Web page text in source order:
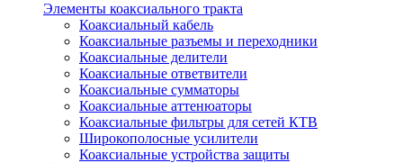
Элементы коаксиального тракта
Коаксиальный кабель
Коаксиальные разъемы и переходники
Коаксиальные делители
Коаксиальные ответвители
Коаксиальные сумматоры
Коаксиальные аттенюаторы
Коаксиальные фильтры для сетей КТВ
Широкополосные усилители
Коаксиальные устройства защиты